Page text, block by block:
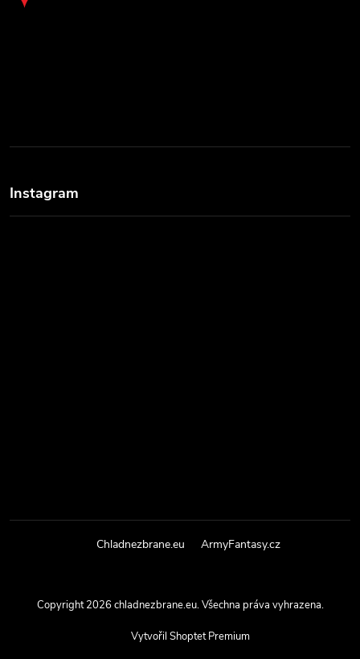
Instagram
Chladnezbrane.eu ArmyFantasy.cz
Vytvořil Shoptet Premium
Copyright 2026chladnezbrane.eu. Všechna práva vyhrazena.